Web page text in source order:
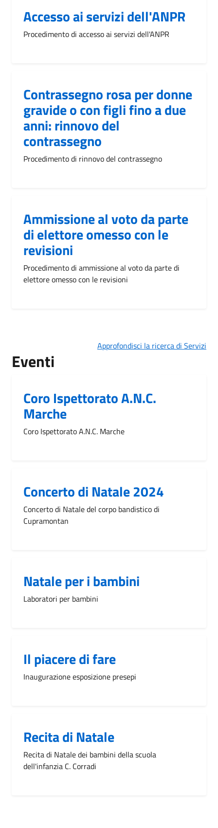
Accesso ai servizi dell'ANPR
Procedimento di accesso ai servizi dell'ANPR
Contrassegno rosa per donne
gravide o con figli fino a due
anni: rinnovo del
contrassegno
Procedimento di rinnovo del contrassegno
Ammissione al voto da parte
di elettore omesso con le
revisioni
Procedimento di ammissione al voto da parte di
elettore omesso con le revisioni
Approfondisci la ricerca di Servizi
Eventi
Coro Ispettorato A.N.C.
Marche
Coro Ispettorato A.N.C. Marche
Concerto di Natale 2024
Concerto di Natale del corpo bandistico di
Cupramontan
Natale per i bambini
Laboratori per bambini
Il piacere di fare
Inaugurazione esposizione presepi
Recita di Natale
Recita di Natale dei bambini della scuola
dell'infanzia C. Corradi